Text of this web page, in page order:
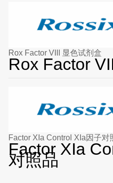
Rox Factor VIII 显色试剂盒
Rox Factor
Factor XIa Control XIa因子对
Factor XIa
对照品